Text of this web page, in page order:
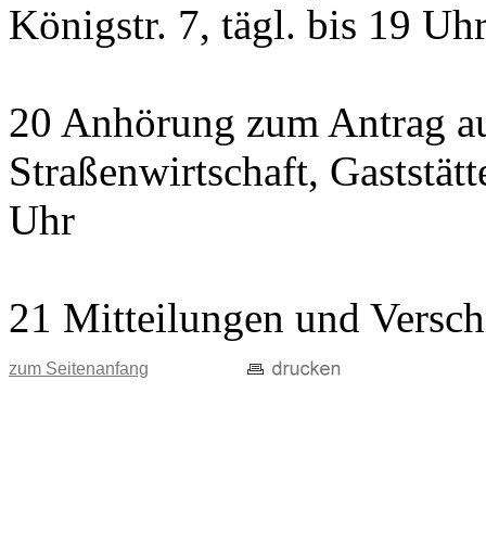
Königstr. 7, tägl. bis 19
20 Anhörung zum Antrag
Straßenwirtschaft,
Uhr
21 Mitteilungen und
zum Seitenanfang